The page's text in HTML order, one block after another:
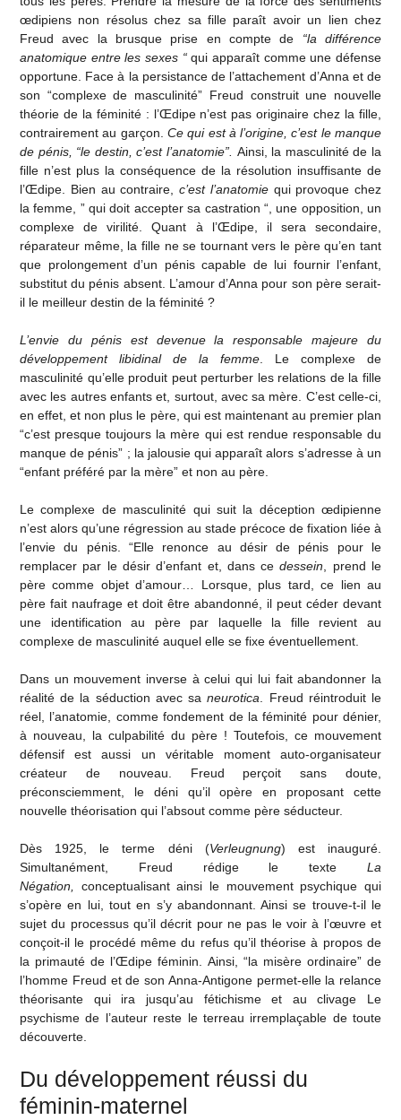
œdipiens non résolus chez sa fille paraît avoir un lien chez
Freud avec la brusque prise en compte de “la différence
anatomique entre les sexes “qui apparaît comme une défense
opportune. Face à la persistance de l’attachement d’Anna et de
son “complexe de masculinité” Freud construit une nouvelle
théorie de la féminité : l’Œdipe n’est pas originaire chez la fille,
contrairement au garçon. Ce qui est à l’origine, c’est le manque
de pénis, “le destin, c’est l’anatomie”. Ainsi, la masculinité de la
fille n’est plus la conséquence de la résolution insuffisante de
l’Œdipe. Bien au contraire, c’est l’anatomie qui provoque chez
la femme, ” qui doit accepter sa castration “, une opposition, un
complexe de virilité. Quant à l’Œdipe, il sera secondaire,
réparateur même, la fille ne se tournant vers le père qu’en tant
que prolongement d’un pénis capable de lui fournir l’enfant,
substitut du pénis absent. L’amour d’Anna pour son père serait-
il le meilleur destin de la féminité ?
L’envie du pénis est devenue la responsable majeure du
développement libidinal de la femme. Le complexe de
masculinité qu’elle produit peut perturber les relations de la fille
avec les autres enfants et, surtout, avec sa mère. C’est celle-ci,
en effet, et non plus le père, qui est maintenant au premier plan
“c’est presque toujours la mère qui est rendue responsable du
manque de pénis” ; la jalousie qui apparaît alors s’adresse à un
“enfant préféré par la mère” et non au père.
Le complexe de masculinité qui suit la déception œdipienne
n’est alors qu’une régression au stade précoce de fixation liée à
l’envie du pénis. “Elle renonce au désir de pénis pour le
remplacer par le désir d’enfant et, dans cedessein, prend le
père comme objet d’amour… Lorsque, plus tard, ce lien au
père fait naufrage et doit être abandonné, il peut céder devant
une identification au père par laquelle la fille revient au
complexe de masculinité auquel elle se fixe éventuellement.
Dans un mouvement inverse à celui qui lui fait abandonner la
réalité de la séduction avec saneurotica. Freud réintroduit le
réel, l’anatomie, comme fondement de la féminité pour dénier,
à nouveau, la culpabilité du père ! Toutefois, ce mouvement
défensif est aussi un véritable moment auto-organisateur
créateur de nouveau. Freud perçoit sans doute,
préconsciemment, le déni qu’il opère en proposant cette
nouvelle théorisation qui l’absout comme père séducteur.
Dès 1925, le terme déni (Verleugnung) est inauguré.
Simultanément, Freud rédige le texte La
Négation, conceptualisant ainsi le mouvement psychique qui
s’opère en lui, tout en s’y abandonnant. Ainsi se trouve-t-il le
sujet du processus qu’il décrit pour ne pas le voir à l’œuvre et
conçoit-il le procédé même du refus qu’il théorise à propos de
la primauté de l’Œdipe féminin. Ainsi, “la misère ordinaire” de
l’homme Freud et de son Anna-Antigone permet-elle la relance
théorisante qui ira jusqu’au fétichisme et au clivage Le
psychisme de l’auteur reste le terreau irremplaçable de toute
découverte.
Du développement réussi du
féminin-maternel